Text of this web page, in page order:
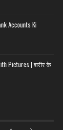
Accounts Ki
Pictures | शरीर के